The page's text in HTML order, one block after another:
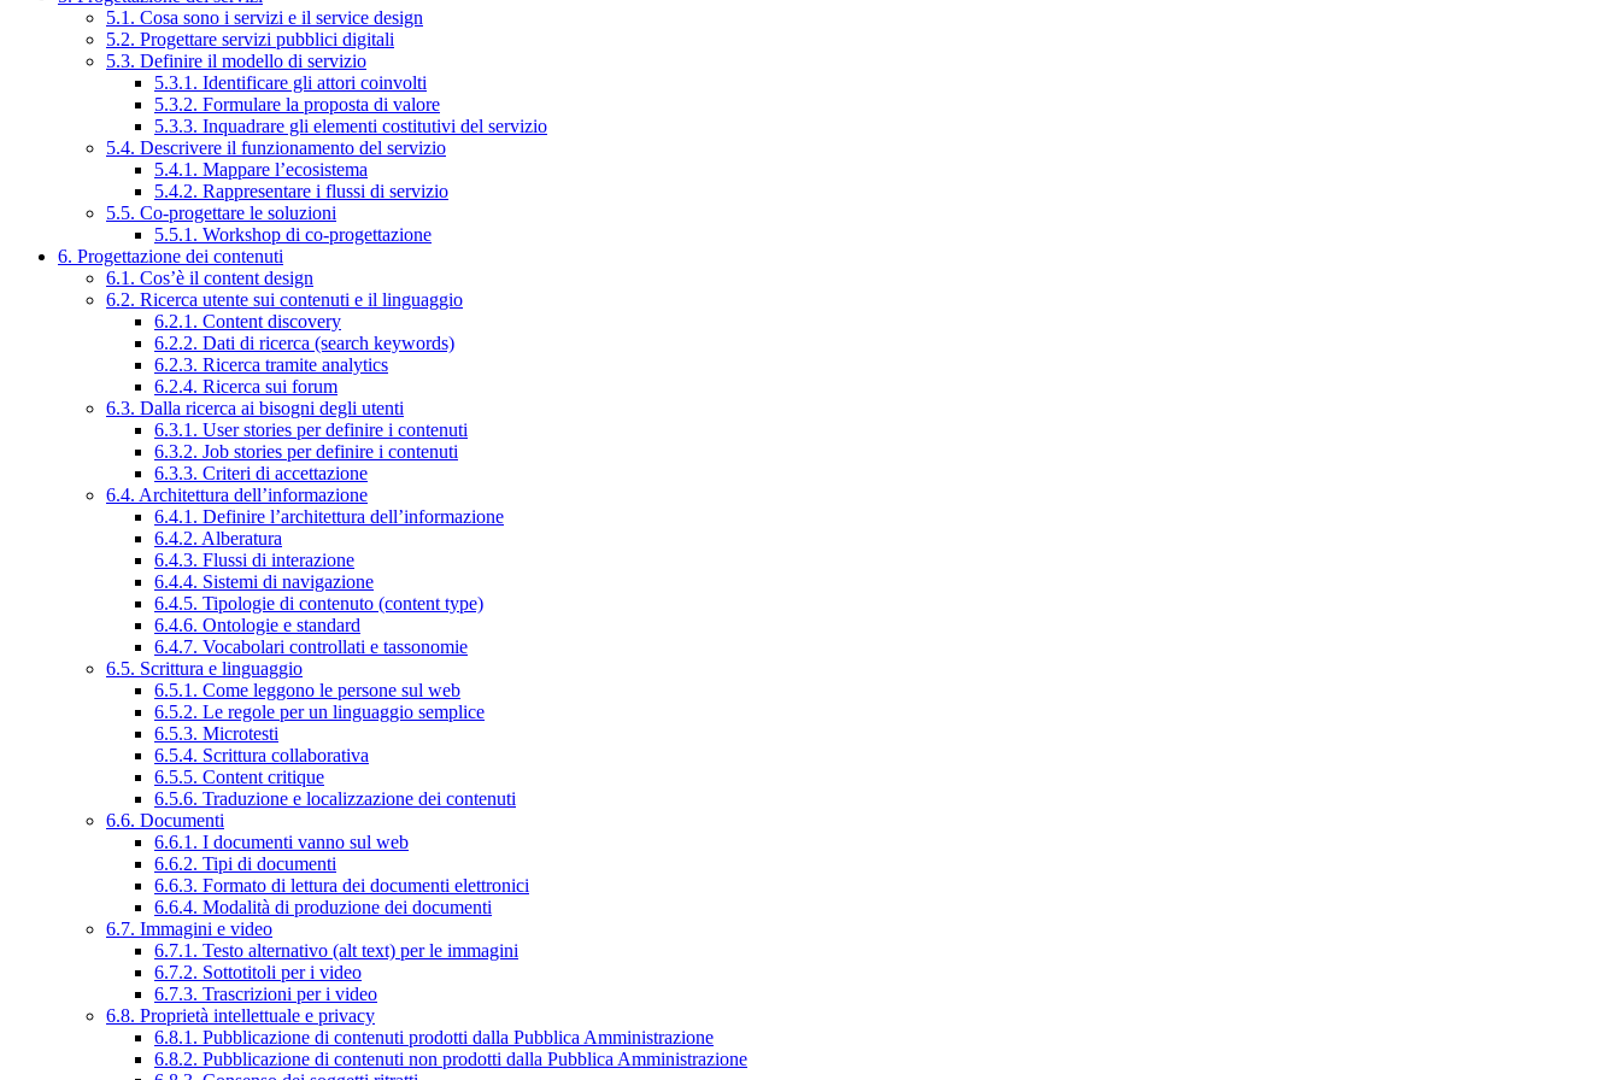
5.1. Cosa sono i servizi e il service design
5.2. Progettare servizi pubblici digitali
5.3. Definire il modello di servizio
5.3.1. Identificare gli attori coinvolti
5.3.2. Formulare la proposta di valore
5.3.3. Inquadrare gli elementi costitutivi del servizio
5.4. Descrivere il funzionamento del servizio
5.4.1. Mappare l’ecosistema
5.4.2. Rappresentare i flussi di servizio
5.5. Co-progettare le soluzioni
5.5.1. Workshop di co-progettazione
6. Progettazione dei contenuti
6.1. Cos’è il content design
6.2. Ricerca utente sui contenuti e il linguaggio
6.2.1. Content discovery
6.2.2. Dati di ricerca (search keywords)
6.2.3. Ricerca tramite analytics
6.2.4. Ricerca sui forum
6.3. Dalla ricerca ai bisogni degli utenti
6.3.1. User stories per definire i contenuti
6.3.2. Job stories per definire i contenuti
6.3.3. Criteri di accettazione
6.4. Architettura dell’informazione
6.4.1. Definire l’architettura dell’informazione
6.4.2. Alberatura
6.4.3. Flussi di interazione
6.4.4. Sistemi di navigazione
6.4.5. Tipologie di contenuto (content type)
6.4.6. Ontologie e standard
6.4.7. Vocabolari controllati e tassonomie
6.5. Scrittura e linguaggio
6.5.1. Come leggono le persone sul web
6.5.2. Le regole per un linguaggio semplice
6.5.3. Microtesti
6.5.4. Scrittura collaborativa
6.5.5. Content critique
6.5.6. Traduzione e localizzazione dei contenuti
6.6. Documenti
6.6.1. I documenti vanno sul web
6.6.2. Tipi di documenti
6.6.3. Formato di lettura dei documenti elettronici
6.6.4. Modalità di produzione dei documenti
6.7. Immagini e video
6.7.1. Testo alternativo (alt text) per le immagini
6.7.2. Sottotitoli per i video
6.7.3. Trascrizioni per i video
6.8. Proprietà intellettuale e privacy
6.8.1. Pubblicazione di contenuti prodotti dalla Pubblica Amministrazione
6.8.2. Pubblicazione di contenuti non prodotti dalla Pubblica Amministrazione